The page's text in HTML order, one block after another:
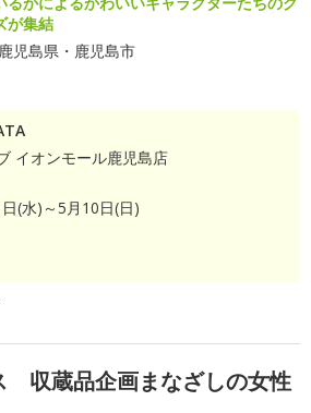
が集結
鹿児島県・鹿児島市
イオンモール鹿児島店
(水)～5月10日(日)
収蔵品企画まなざしの女性